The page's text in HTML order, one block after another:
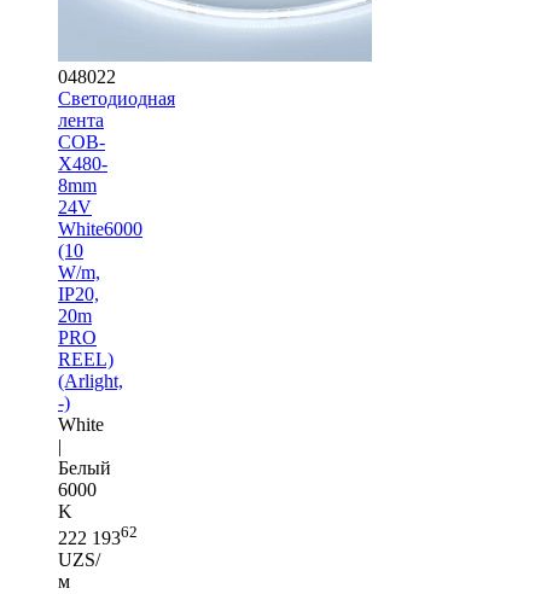
048022
Светодиодная
лента
COB-
X480-
8mm
24V
White6000
(10
W/m,
IP20,
20m
PRO
REEL)
(Arlight,
-)
White
|
Белый
6000
K
222 19362
UZS/
м